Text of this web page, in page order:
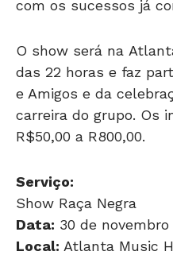
das 22 horas e faz
e Amigos e da
carreira do grupo. Os
R$50,00 a R800,00.
Show Raça Negra
Data: 30 de novembro
Local: Atlanta Music
Ingressos:variam de